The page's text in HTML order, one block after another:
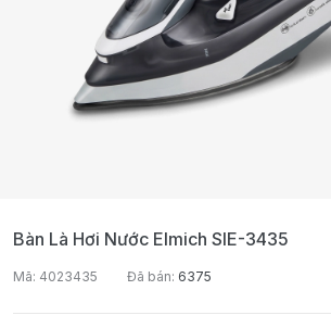
Bàn Là Hơi Nước Elmich SIE-3435
Mã: 4023435 Đã bán: 6375